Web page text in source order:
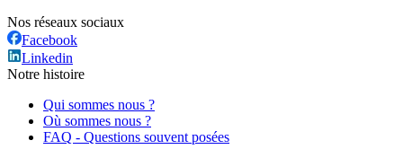
Nos réseaux sociaux
Facebook
Linkedin
Notre histoire
Qui sommes nous ?
Où sommes nous ?
FAQ - Questions souvent posées